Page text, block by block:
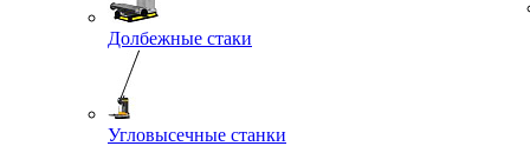
Долбежные стаки
Угловысечные станки